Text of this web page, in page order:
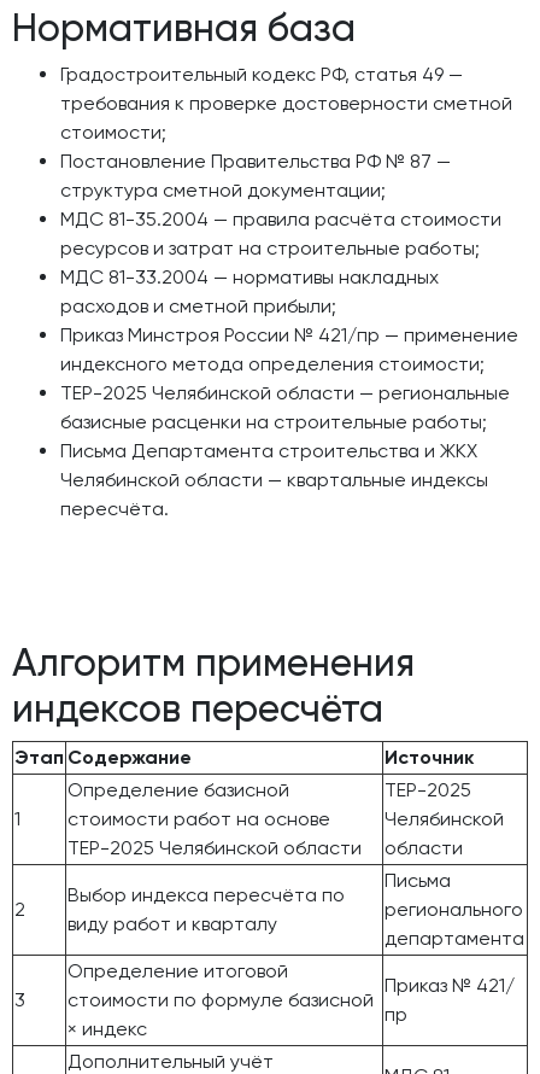
Нормативная база
Градостроительный кодекс РФ, статья 49 —
требования к проверке достоверности сметной
стоимости;
Постановление Правительства РФ № 87 —
структура сметной документации;
МДС 81-35.2004 — правила расчёта стоимости
ресурсов и затрат на строительные работы;
МДС 81-33.2004 — нормативы накладных
расходов и сметной прибыли;
Приказ Минстроя России № 421/пр — применение
индексного метода определения стоимости;
ТЕР-2025 Челябинской области — региональные
базисные расценки на строительные работы;
Письма Департамента строительства и ЖКХ
Челябинской области — квартальные индексы
пересчёта.
Алгоритм применения
индексов пересчёта
Этап Содержание Источник
1
Определение базисной
стоимости работ на основе
ТЕР-2025 Челябинской области
ТЕР-2025
Челябинской
области
2
Выбор индекса пересчёта по
виду работ и кварталу
Письма
регионального
департамента
3
Определение итоговой
стоимости по формуле базисной
× индекс
Приказ № 421/
пр
Дополнительный учёт